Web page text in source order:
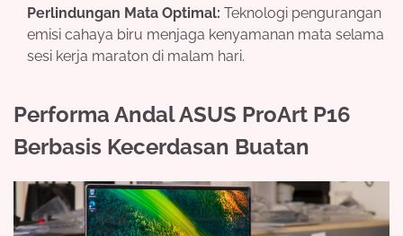
Perlindungan Mata Optimal: Teknologi pengurangan
emisi cahaya biru menjaga kenyamanan mata selama
sesi kerja maraton di malam hari.
Performa Andal ASUS ProArt P16
Berbasis Kecerdasan Buatan